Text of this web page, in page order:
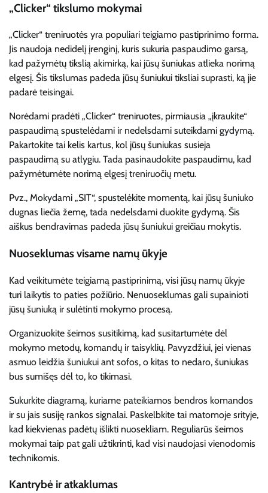
„Clicker“ tikslumo mokymai
„Clicker“ treniruotės yra populiari teigiamo pastiprinimo forma.
Jis naudoja nedidelį įrenginį, kuris sukuria paspaudimo garsą,
kad pažymėtų tikslią akimirką, kai jūsų šuniukas atlieka norimą
elgesį. Šis tikslumas padeda jūsų šuniukui tiksliai suprasti, ką jie
padarė teisingai.
Norėdami pradėti „Clicker“ treniruotes, pirmiausia „įkraukite“
paspaudimą spustelėdami ir nedelsdami suteikdami gydymą.
Pakartokite tai kelis kartus, kol jūsų šuniukas susieja
paspaudimą su atlygiu. Tada pasinaudokite paspaudimu, kad
pažymėtumėte norimą elgesį treniruočių metu.
Pvz., Mokydami „SIT“, spustelėkite momentą, kai jūsų šuniuko
dugnas liečia žemę, tada nedelsdami duokite gydymą. Šis
aiškus bendravimas padeda jūsų šuniukui greičiau mokytis.
Nuoseklumas visame namų ūkyje
Kad veikitumėte teigiamą pastiprinimą, visi jūsų namų ūkyje
turi laikytis to paties požiūrio. Nenuoseklumas gali supainioti
jūsų šuniuką ir sulėtinti mokymo procesą.
Organizuokite šeimos susitikimą, kad susitartumėte dėl
mokymo metodų, komandų ir taisyklių. Pavyzdžiui, jei vienas
asmuo leidžia šuniukui ant sofos, o kitas to nedaro, šuniukas
bus sumišęs dėl to, ko tikimasi.
Sukurkite diagramą, kuriame pateikiamos bendros komandos
ir su jais susiję rankos signalai. Paskelbkite tai matomoje srityje,
kad kiekvienas padėtų išlikti nuosekliam. Reguliarūs šeimos
mokymai taip pat gali užtikrinti, kad visi naudojasi vienodomis
technikomis.
Kantrybė ir atkaklumas